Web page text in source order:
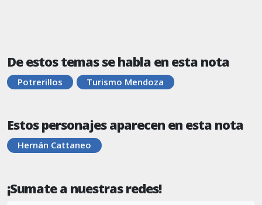
De estos temas se habla en esta nota
Potrerillos Turismo Mendoza
Estos personajes aparecen en esta nota
Hernán Cattaneo
¡Sumate a nuestras redes!